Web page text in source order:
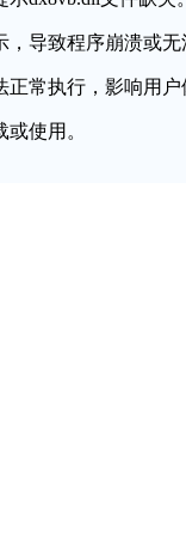
导致程序崩溃或无
常执行，影响用户
使用。